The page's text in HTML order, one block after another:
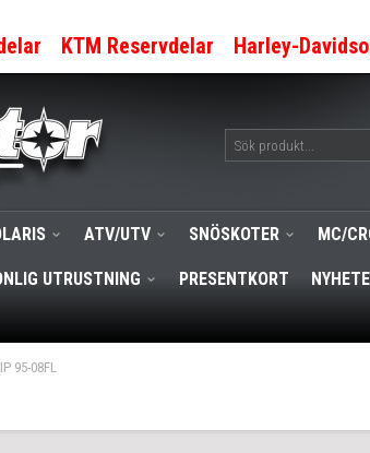
KTM Reservdelar Harley-
ATV/UTV SNÖSKOTER MC/
UTRUSTNING PRESENTKORT
95-08FL